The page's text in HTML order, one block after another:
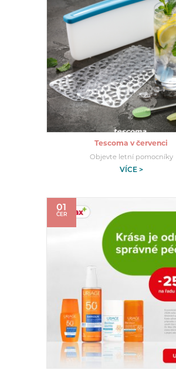
Tescoma v červenci
Objevte letní pomocníky
VÍCE >
01
ČER